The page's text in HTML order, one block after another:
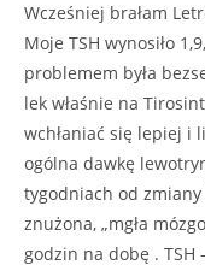
Wcześniej brałam
Moje TSH wynosiło
problemem była
lek właśnie na
wchłaniać się lepiej i
ogólna dawkę
tygodniach od zmiany
znużona, „mgła
godzin na dobę . TSH